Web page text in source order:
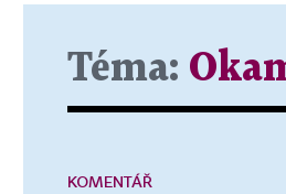
Téma:
KOMENTÁŘ